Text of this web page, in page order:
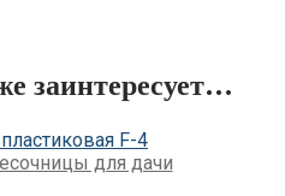
заинтересует…
для дачи